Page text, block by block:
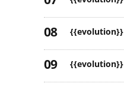
{{evolution}}
{{evolution}}